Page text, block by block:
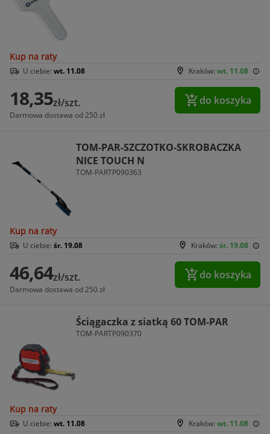
Kup na raty
Kraków: wt. 11.08
U ciebie: wt. 11.08
18,35zł/szt.
Darmowa dostawa od 250 zł
do koszyka
TOM-PAR-SZCZOTKO-SKROBACZKA
NICE TOUCH N
TOM-PARTP090363
Kup na raty
Kraków: śr. 19.08
U ciebie: śr. 19.08
46,64zł/szt.
Darmowa dostawa od 250 zł
do koszyka
Ściągaczka z siatką 60 TOM-PAR
TOM-PARTP090370
Kup na raty
Kraków: wt. 11.08
U ciebie: wt. 11.08